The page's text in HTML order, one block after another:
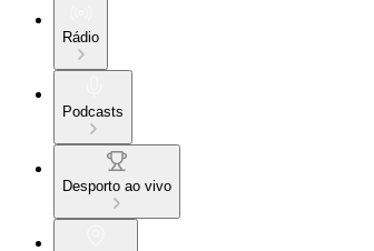
Rádio
Podcasts
Desporto ao vivo